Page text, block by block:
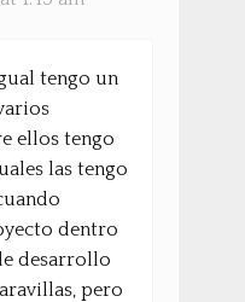
tengo un
ellos tengo
las tengo
dentro
desarrollo
pero